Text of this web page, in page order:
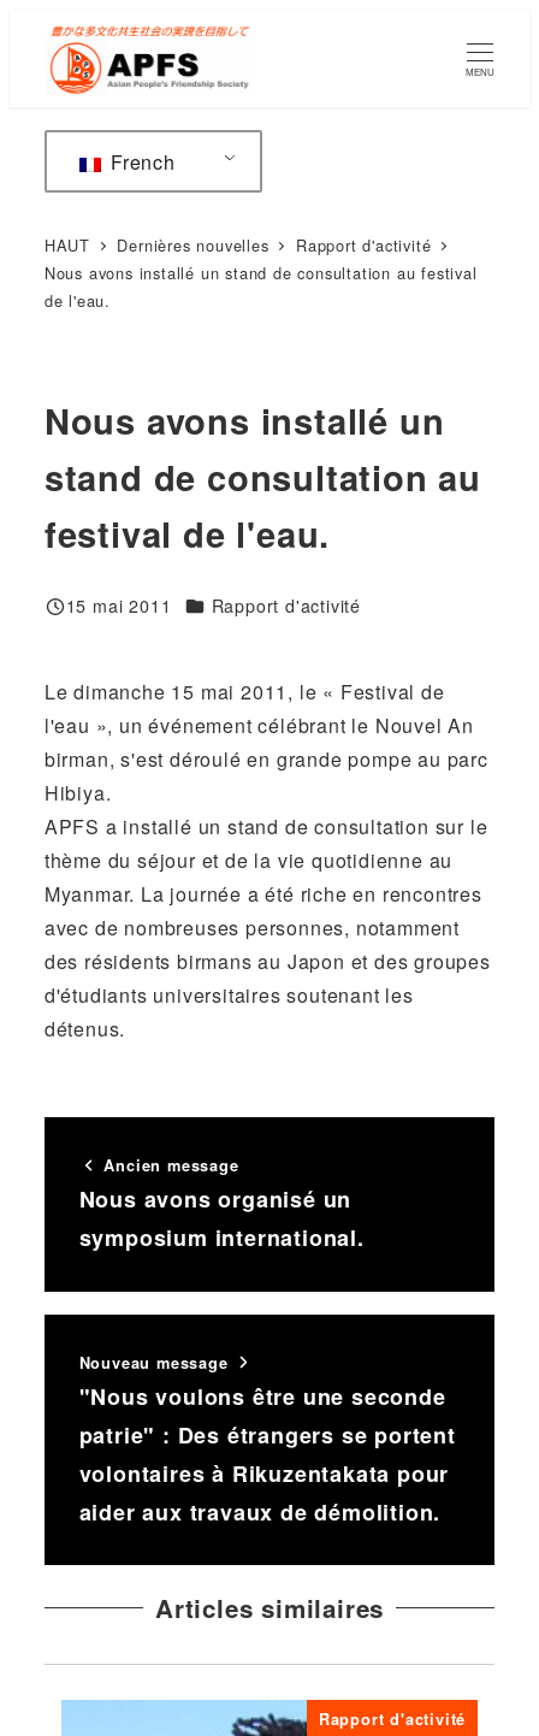
Accéder
contenu
principal
MENU
French
HAUT Dernières nouvelles
Rapport d'activité
Nous avons installé un stand de consultation au festival
de l'eau.
Nous avons installé un
stand de consultation au
festival de l'eau.
Publié
15 mai 2011 Catégories
Rapport d'activité
Le dimanche 15 mai 2011, le « Festival de
l'eau », un événement célébrant le Nouvel An
birman, s'est déroulé en grande pompe au parc
Hibiya.
APFS a installé un stand de consultation sur le
thème du séjour et de la vie quotidienne au
Myanmar. La journée a été riche en rencontres
avec de nombreuses personnes, notamment
des résidents birmans au Japon et des groupes
d'étudiants universitaires soutenant les
détenus.
Ancien message
Nous avons organisé un
symposium international.
Nouveau message
"Nous voulons être une seconde
patrie" : Des étrangers se portent
volontaires à Rikuzentakata pour
aider aux travaux de démolition.
Articles similaires
Rapport d'activité